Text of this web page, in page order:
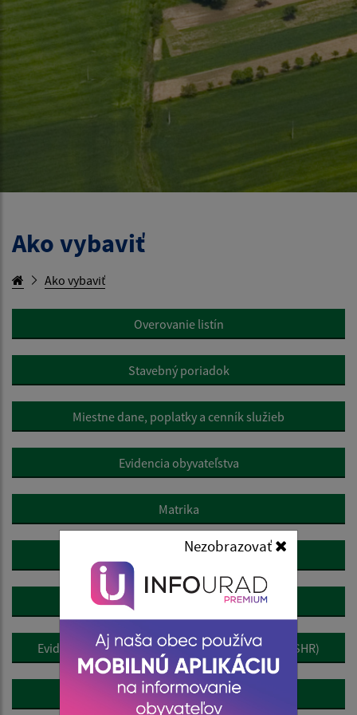
Nezobrazovať
Ako vybaviť
Ako vybaviť
Overovanie listín
Stavebný poriadok
Miestne dane, poplatky a cenník služieb
Evidencia obyvateľstva
Matrika
Evidencia stavieb
Životné prostredie
Evidencia samostatne hospodáriacich roľníkov (SHR)
Pre podnikateľov